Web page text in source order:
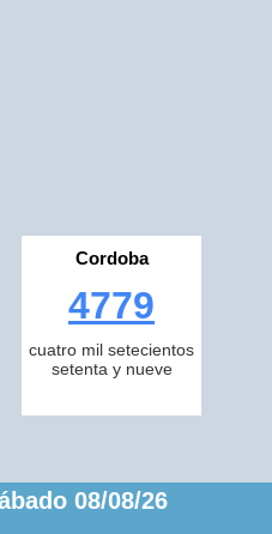
Cordoba
4779
cuatro mil setecientos
setenta y nueve
08/08/26